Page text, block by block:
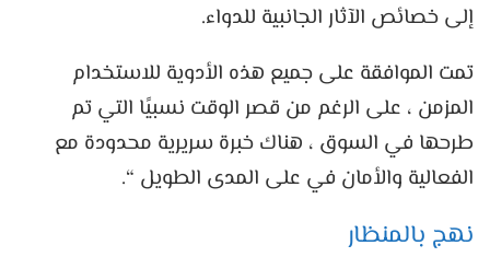
إلى خصائص الآثار الجانبية للدواء.
تمت الموافقة على جميع هذه الأدوية للاستخدام
المزمن ، على الرغم من قصر الوقت نسبيًا التي تم
طرحها في السوق ، هناك خبرة سريرية محدودة مع
الفعالية والأمان في على المدى الطويل “.
نهج بالمنظار